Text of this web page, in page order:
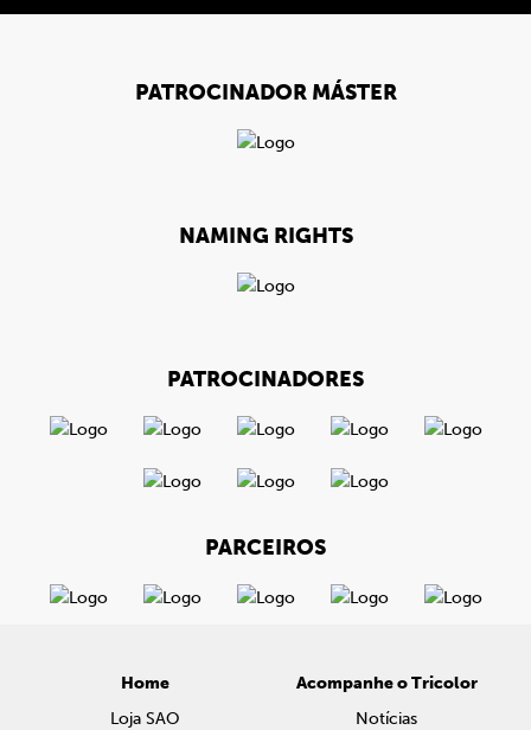
PATROCINADOR MÁSTER
NAMING RIGHTS
PATROCINADORES
PARCEIROS
Home
Loja SAO
Acompanhe o Tricolor
Notícias